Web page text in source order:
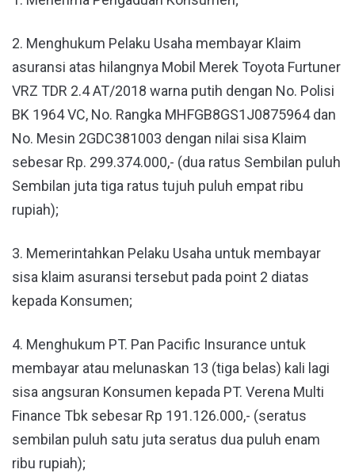
2. Menghukum Pelaku Usaha membayar Klaim
asuransi atas hilangnya Mobil Merek Toyota Furtuner
VRZ TDR 2.4 AT/2018 warna putih dengan No. Polisi
BK 1964 VC, No. Rangka MHFGB8GS1J0875964 dan
No. Mesin 2GDC381003 dengan nilai sisa Klaim
sebesar Rp. 299.374.000,- (dua ratus Sembilan puluh
Sembilan juta tiga ratus tujuh puluh empat ribu
rupiah);
3. Memerintahkan Pelaku Usaha untuk membayar
sisa klaim asuransi tersebut pada point 2 diatas
kepada Konsumen;
4. Menghukum PT. Pan Pacific Insurance untuk
membayar atau melunaskan 13 (tiga belas) kali lagi
sisa angsuran Konsumen kepada PT. Verena Multi
Finance Tbk sebesar Rp 191.126.000,- (seratus
sembilan puluh satu juta seratus dua puluh enam
ribu rupiah);